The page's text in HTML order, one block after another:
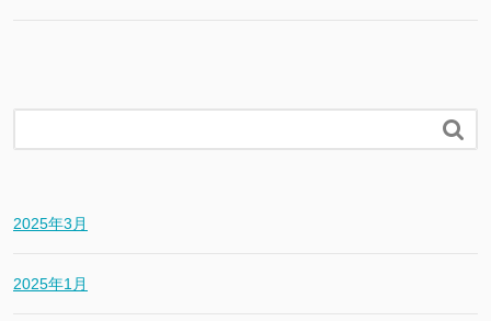

2025年3月
2025年1月